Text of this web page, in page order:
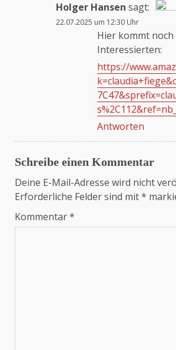
Holger Hansen sagt:
Das „Echte-Person“-
Anti-Spam von CleanTalk
22.07.2025 um 12:30 Uhr
Hier kommt
Interessierten:
https://
Antworten
Schreibe einen Kommentar
Deine E-Mail-Adresse wird nicht
Erforderliche Felder sind mit*
Kommentar*